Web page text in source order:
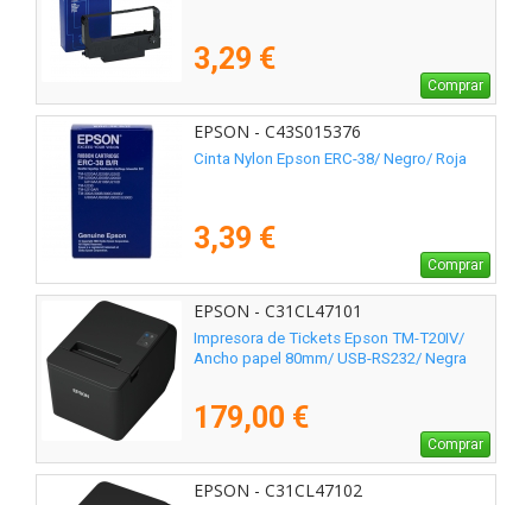
3,29 €
Comprar
EPSON - C43S015376
Cinta Nylon Epson ERC-38/ Negro/ Roja
3,39 €
Comprar
EPSON - C31CL47101
Impresora de Tickets Epson TM-T20IV/
Ancho papel 80mm/ USB-RS232/ Negra
179,00 €
Comprar
EPSON - C31CL47102